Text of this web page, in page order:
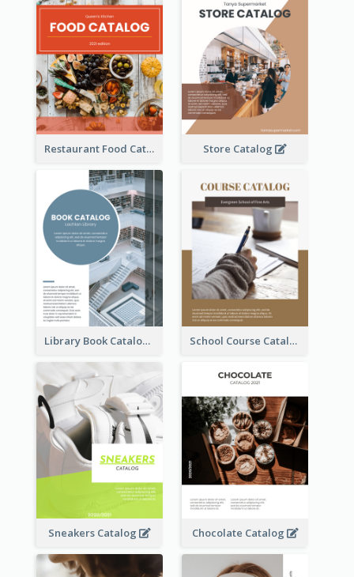
Restaurant Food Catalog Store Catalog
Library Book Catalog School Course Catalog
Sneakers Catalog Chocolate Catalog